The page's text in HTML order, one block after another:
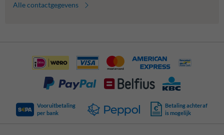
Alle contactgegevens
Vooruitbetaling
per bank
Betaling achteraf
is mogelijk